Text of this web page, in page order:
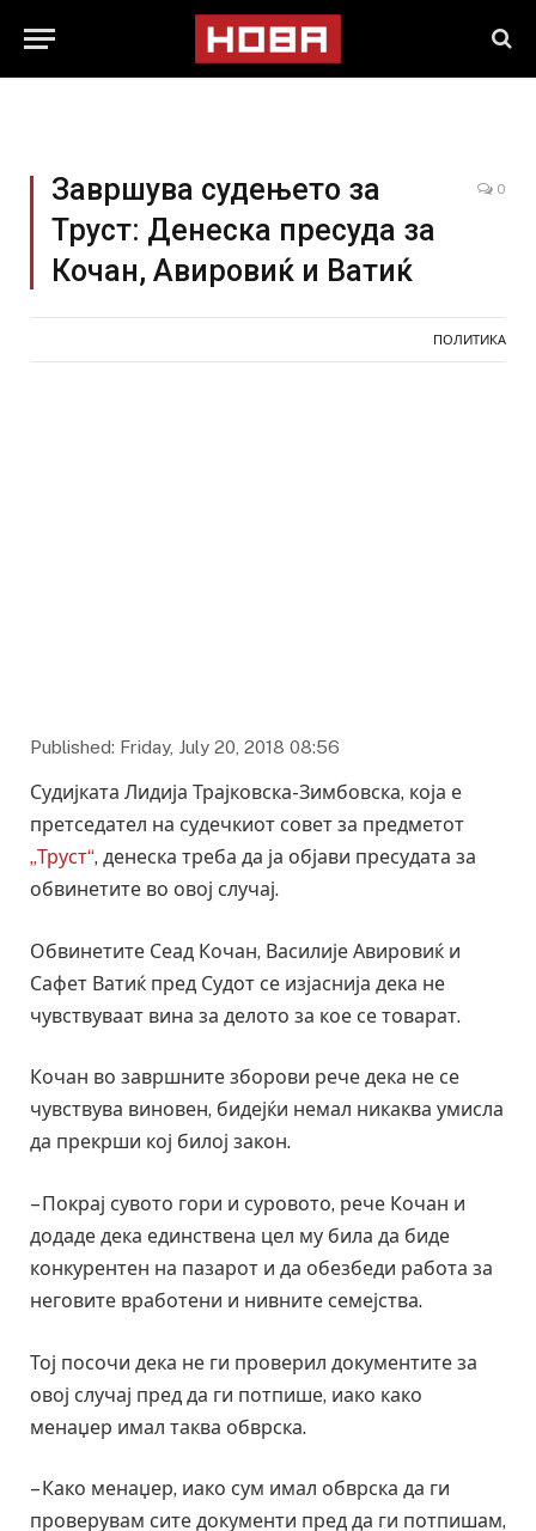
Завршува судењето за
Труст: Денеска пресуда за
Кочан, Авировиќ и Ватиќ
0
ПОЛИТИКА
Published: Friday, July 20, 2018 08:56
Судијката Лидија Трајковска-Зимбовска, која е
претседател на судечкиот совет за предметот
„Труст“, денеска треба да ја објави пресудата за
обвинетите во овој случај.
Обвинетите Сеад Кочан, Василије Авировиќ и
Сафет Ватиќ пред Судот се изјаснија дека не
чувствуваат вина за делото за кое се товарат.
Кочан во завршните зборови рече дека не се
чувствува виновен, бидејќи немал никаква умисла
да прекрши кој билој закон.
– Покрај сувото гори и суровото, рече Кочан и
додаде дека единствена цел му била да биде
конкурентен на пазарот и да обезбеди работа за
неговите вработени и нивните семејства.
Тој посочи дека не ги проверил документите за
овој случај пред да ги потпише, иако како
менаџер имал таква обврска.
– Како менаџер, иако сум имал обврска да ги
проверувам сите документи пред да ги потпишам,